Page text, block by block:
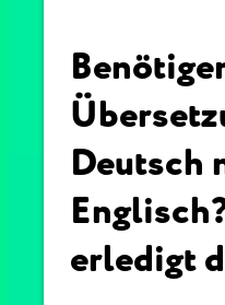
Deutsch
erledigt